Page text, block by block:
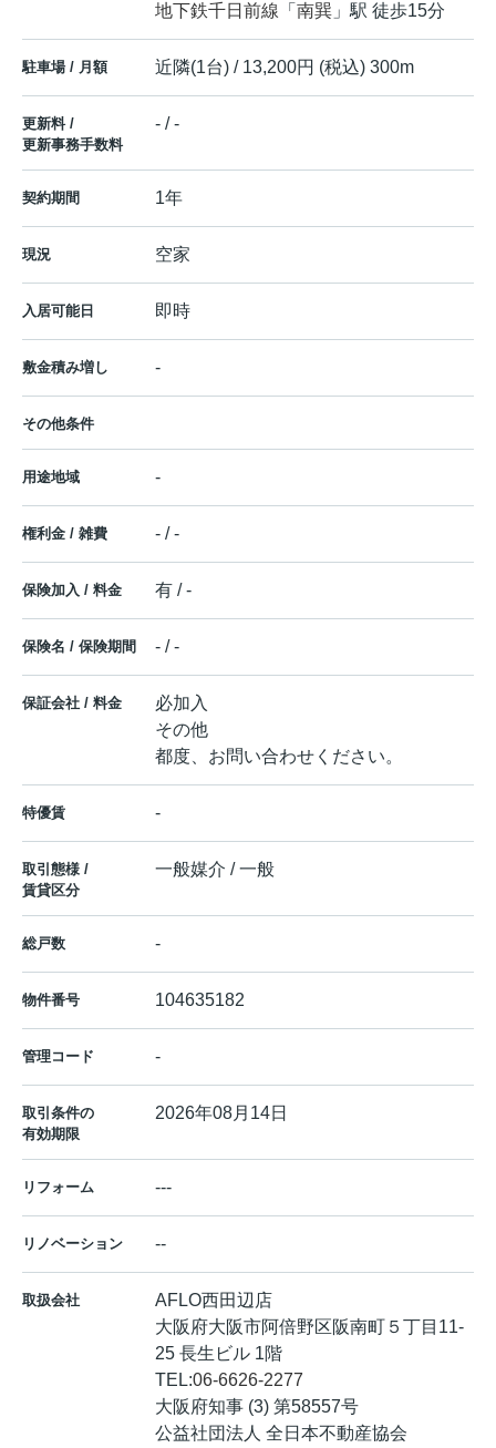
地下鉄千日前線 「 南巽 」駅 徒歩15分
駐車場 / 月額 近隣(1台) / 13,200円 (税込) 300m
更新料 /
更新事務手数料
- / -
契約期間 1年
現況 空家
入居可能日 即時
敷金積み増し -
その他条件
用途地域 -
権利金 / 雑費 - / -
保険加入 / 料金 有 / -
保険名 / 保険期間 - / -
保証会社 / 料金
必加入
その他
都度、お問い合わせください。
特優賃 -
取引態様 /
賃貸区分
一般媒介 / 一般
総戸数 -
物件番号 104635182
管理コード -
取引条件の
有効期限
2026年08月14日
リフォーム ---
リノベーション --
取扱会社
AFLO西田辺店
大阪府大阪市阿倍野区阪南町５丁目11-
25 長生ビル 1階
TEL:06-6626-2277
大阪府知事 (3) 第58557号
公益社団法人 全日本不動産協会